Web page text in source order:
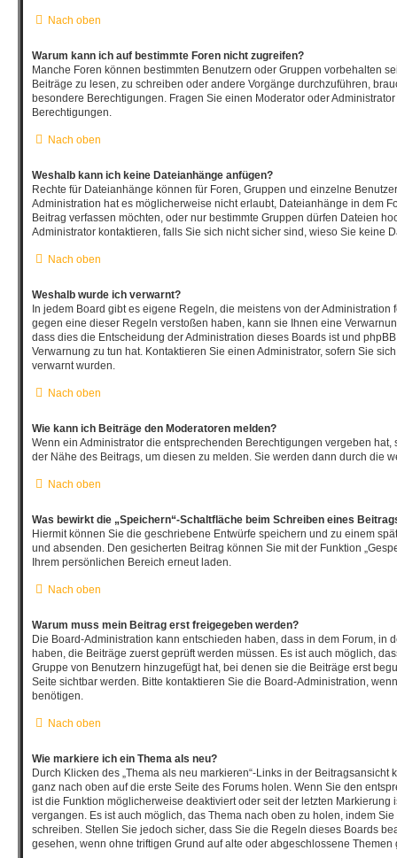
Nach oben
Warum kann ich auf bestimmte Foren nicht zugreifen?
Manche Foren können bestimmten Benutzern oder Gruppen vorbehalten
Beiträge zu lesen, zu schreiben oder andere Vorgänge durchzuführen,
besondere Berechtigungen. Fragen Sie einen Moderator oder
Berechtigungen.
Nach oben
Weshalb kann ich keine Dateianhänge anfügen?
Rechte für Dateianhänge können für Foren, Gruppen und einzelne
Administration hat es möglicherweise nicht erlaubt, Dateianhänge in dem
Beitrag verfassen möchten, oder nur bestimmte Gruppen dürfen Dateien
Administrator kontaktieren, falls Sie sich nicht sicher sind, wieso Sie keine
Nach oben
Weshalb wurde ich verwarnt?
In jedem Board gibt es eigene Regeln, die meistens von der Administration
gegen eine dieser Regeln verstoßen haben, kann sie Ihnen eine
dass dies die Entscheidung der Administration dieses Boards ist und
Verwarnung zu tun hat. Kontaktieren Sie einen Administrator, sofern Sie
verwarnt wurden.
Nach oben
Wie kann ich Beiträge den Moderatoren melden?
Wenn ein Administrator die entsprechenden Berechtigungen vergeben
der Nähe des Beitrags, um diesen zu melden. Sie werden dann durch die
Nach oben
Was bewirkt die „Speichern“-Schaltfläche beim Schreiben eines
Hiermit können Sie die geschriebene Entwürfe speichern und zu einem
und absenden. Den gesicherten Beitrag können Sie mit der Funktion
Ihrem persönlichen Bereich erneut laden.
Nach oben
Warum muss mein Beitrag erst freigegeben werden?
Die Board-Administration kann entschieden haben, dass in dem Forum, in
haben, die Beiträge zuerst geprüft werden müssen. Es ist auch möglich,
Gruppe von Benutzern hinzugefügt hat, bei denen sie die Beiträge erst
Seite sichtbar werden. Bitte kontaktieren Sie die Board-Administration,
benötigen.
Nach oben
Wie markiere ich ein Thema als neu?
Durch Klicken des „Thema als neu markieren“-Links in der Beitragsansicht
ganz nach oben auf die erste Seite des Forums holen. Wenn Sie den
ist die Funktion möglicherweise deaktiviert oder seit der letzten Markierung
vergangen. Es ist auch möglich, das Thema nach oben zu holen, indem
schreiben. Stellen Sie jedoch sicher, dass Sie die Regeln dieses Boards
gesehen, wenn ohne triftigen Grund auf alte oder abgeschlossene Themen